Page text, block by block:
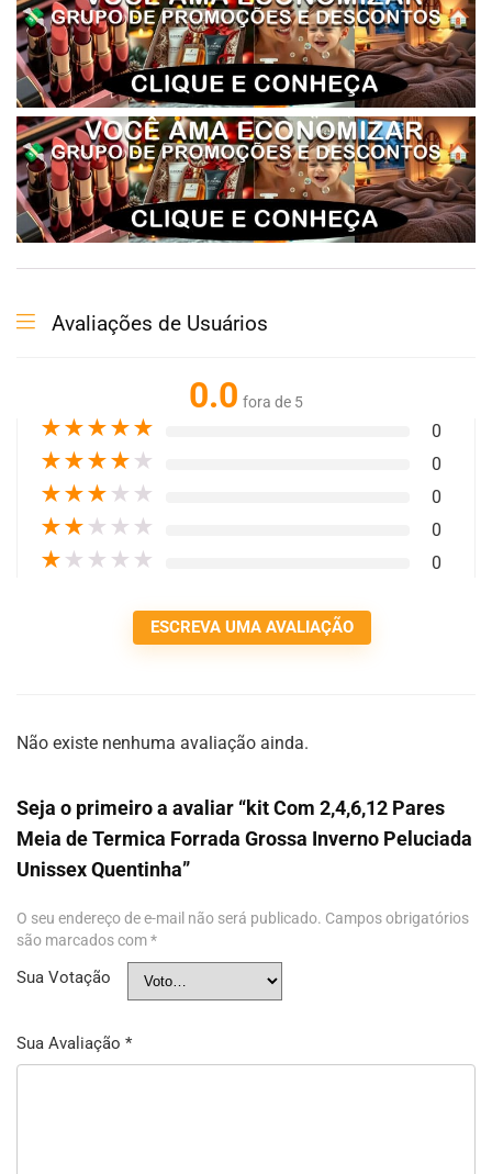
Avaliações de Usuários
0.0 fora de 5
★★★★★ 0
★★★★ ★ 0
★★★ ★ ★ 0
★★ ★ ★ ★ 0
★ ★ ★ ★ ★ 0
ESCREVA UMA AVALIAÇÃO
Não existe nenhuma avaliação ainda.
Seja o primeiro a avaliar “kit Com 2,4,6,12 Pares
Meia de Termica Forrada Grossa Inverno Peluciada
Unissex Quentinha”
O seu endereço de e-mail não será publicado. Campos obrigatórios
são marcados com*
Sua Votação
Sua Avaliação *